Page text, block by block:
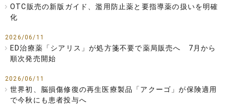
OTC販売の新版ガイド、濫用防止薬と要指導薬の扱いを明確
化
2026/06/11
ED治療薬「シアリス」が処方箋不要で薬局販売へ 7月から
順次発売開始
2026/06/11
世界初、脳損傷修復の再生医療製品「アクーゴ」が保険適用
で今秋にも患者投与へ